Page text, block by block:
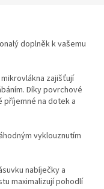
doplněk k vašemu
zajišťují
Díky povrchové
příjemné na dotek a
vyklouznutím
nabíječky a
maximalizují pohodlí